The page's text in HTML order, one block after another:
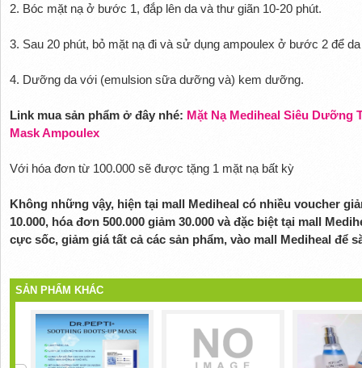
2. Bóc mặt nạ ở bước 1, đắp lên da và thư giãn 10-20 phút.
3. Sau 20 phút, bỏ mặt nạ đi và sử dụng ampoulex ở bước 2 để
4. Dưỡng da với (emulsion sữa dưỡng và) kem dưỡng.
Link mua sản phẩm ở đây nhé: Mặt Nạ Mediheal Siêu Dưỡng
Mask Ampoulex
Với hóa đơn từ 100.000 sẽ được tặng 1 mặt nạ bất kỳ
Không những vậy, hiện tại mall Mediheal có nhiều voucher
10.000, hóa đơn 500.000 giảm 30.000 và đặc biệt tại mall
cực sốc, giảm giá tất cả các sản phẩm, vào mall Mediheal để
SẢN PHẨM KHÁC